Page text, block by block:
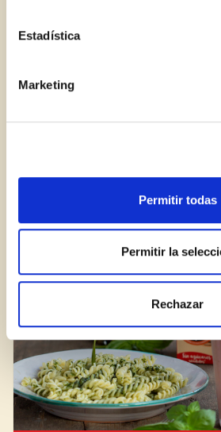
identifican de ninguna forma.
Estadística
Marketing
Permitir todas
Permitir la
Rechazar
Com reconèixer una bona
BLOG